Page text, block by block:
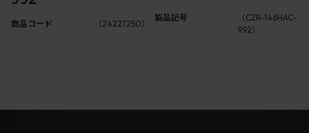
商品コード （24227250）
製品記号
（CZR-146HAC-
992）